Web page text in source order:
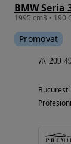
BMW Seria
1995 cm3 • 190
Promovat
209